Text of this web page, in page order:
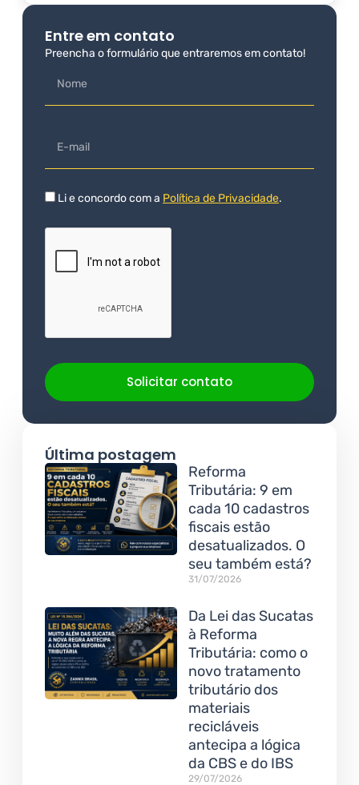
Entre em contato
Preencha o formulário que entraremos em contato!
Li e concordo com a Política de Privacidade.
Solicitar contato
Última postagem
Reforma
Tributária: 9 em
cada 10 cadastros
fiscais estão
desatualizados. O
seu também está?
31/07/2026
Da Lei das Sucatas
à Reforma
Tributária: como o
novo tratamento
tributário dos
materiais
recicláveis
antecipa a lógica
da CBS e do IBS
29/07/2026